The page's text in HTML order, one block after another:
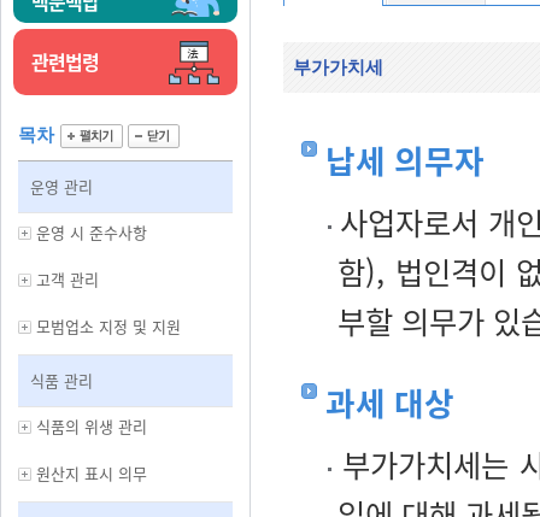
관련법령
목차
운영 관리
운영 시 준수사항
고객 관리
모범업소 지정 및 지원
식품 관리
식품의 위생 관리
원산지 표시 의무
부가가치세
납세 의무자
사업자로서 개
함), 법인격이
부할 의무가 있
과세 대상
부가가치세는